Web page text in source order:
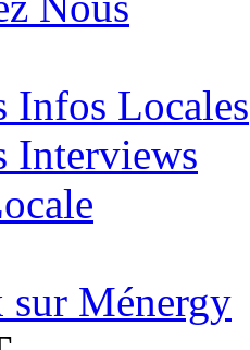
Infos Locales
Interviews
sur Ménergy